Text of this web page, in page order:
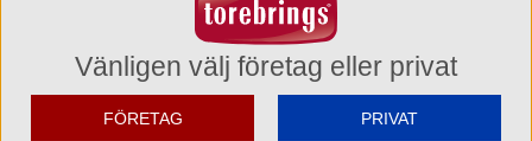
Produktinformation
Vänligen välj företag eller privat
FÖRETAG PRIVAT